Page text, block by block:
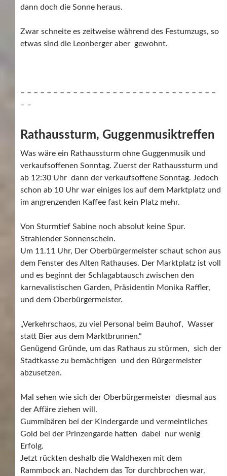
dann doch die Sonne heraus.
Zwar schneite es zeitweise während des Festumzugs, so
etwas sind die Leonberger aber gewohnt.
– – – – – – – – – – – – – – – – – – – – – – – – – – – – – –
– –
Rathaussturm, Guggenmusiktreffen
Was wäre ein Rathaussturm ohne Guggenmusik und
verkaufsoffenen Sonntag. Zuerst der Rathaussturm und
ab 12:30 Uhr dann der verkaufsoffene Sonntag. Jedoch
schon ab 10 Uhr war einiges los auf dem Marktplatz und
im angrenzenden Kaffee fast kein Platz mehr.
Von Sturmtief Sabine noch absolut keine Spur.
Strahlender Sonnenschein.
Um 11.11 Uhr, Der Oberbürgermeister schaut schon aus
dem Fenster des Alten Rathauses. Der Marktplatz ist voll
und es beginnt der Schlagabtausch zwischen den
karnevalistischen Garden, Präsidentin Monika Raffler,
und dem Oberbürgermeister.
„Verkehrschaos, zu viel Personal beim Bauhof, Wasser
statt Bier aus dem Marktbrunnen.“
Genügend Gründe, um das Rathaus zu stürmen, sich der
Stadtkasse zu bemächtigen und den Bürgermeister
abzusetzen.
Mal sehen wie sich der Oberbürgermeister diesmal aus
der Affäre ziehen will.
Gummibären bei der Kindergarde und vermeintliches
Gold bei der Prinzengarde hatten dabei nur wenig
Erfolg.
Jetzt rückten deshalb die Waldhexen mit dem
Rammbock an. Nachdem das Tor durchbrochen war,